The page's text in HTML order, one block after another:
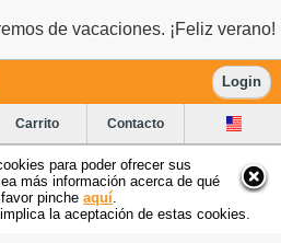
de vacaciones. ¡Feliz verano!
Login
Carrito Contacto
para poder ofrecer sus
más información acerca de qué
pinche aquí
la aceptación de estas cookies.